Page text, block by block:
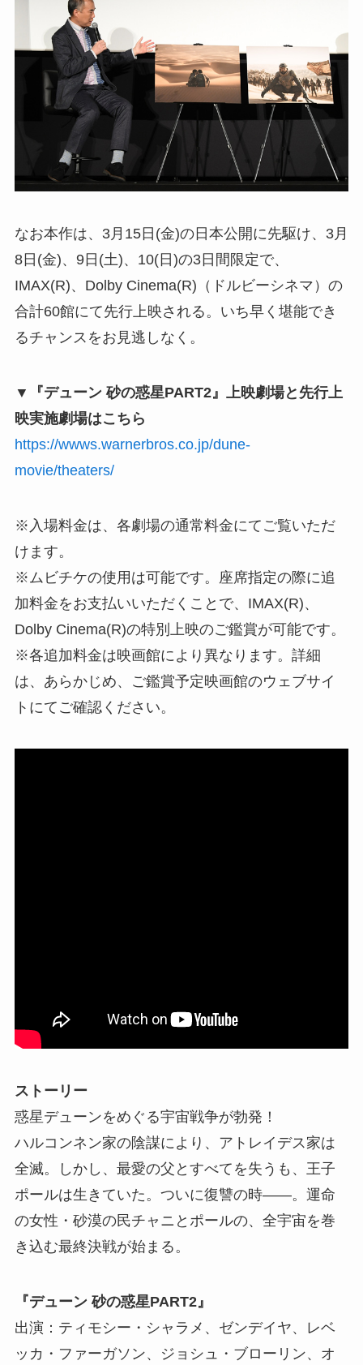
なお本作は、3月15日(金)の日本公開に先駆け、3月
8日(金)、9日(土)、10(日)の3日間限定で、
IMAX(R)、Dolby Cinema(R)（ドルビーシネマ）の
合計60館にて先行上映される。いち早く堪能でき
るチャンスをお見逃しなく。
▼『デューン 砂の惑星PART2』上映劇場と先行上
映実施劇場はこちら
https://wwws.warnerbros.co.jp/dune-
movie/theaters/
※入場料金は、各劇場の通常料金にてご覧いただ
けます。
※ムビチケの使用は可能です。座席指定の際に追
加料金をお支払いいただくことで、IMAX(R)、
Dolby Cinema(R)の特別上映のご鑑賞が可能です。
※各追加料金は映画館により異なります。詳細
は、あらかじめ、ご鑑賞予定映画館のウェブサイ
トにてご確認ください。
ストーリー
惑星デューンをめぐる宇宙戦争が勃発！
ハルコンネン家の陰謀により、アトレイデス家は
全滅。しかし、最愛の父とすべてを失うも、王子
ポールは生きていた。ついに復讐の時――。運命
の女性・砂漠の民チャニとポールの、全宇宙を巻
き込む最終決戦が始まる。
『デューン 砂の惑星PART2』
出演：ティモシー・シャラメ、ゼンデイヤ、レベ
ッカ・ファーガソン、ジョシュ・ブローリン、オ